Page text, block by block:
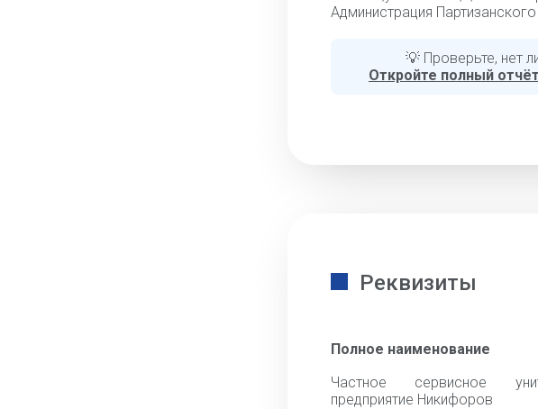
Администрация
💡 Проверьте, нет
Откройте полный отчёт
Реквизиты
Полное наименование
Частное сервисное
предприятие Никифоров